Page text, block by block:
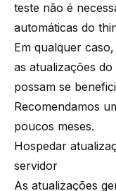
teste não é
automáticas do
Em qualquer
as atualizações do
possam se
Recomendamos
poucos meses.
Hospedar
servidor
As atualizações